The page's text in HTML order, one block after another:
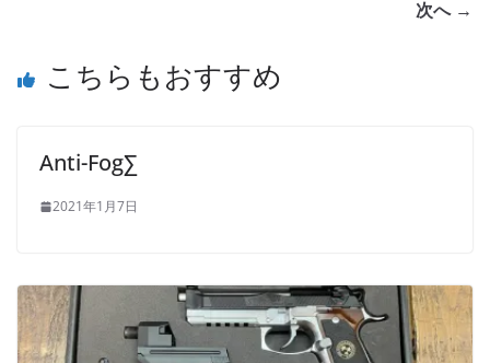
次へ →
こちらもおすすめ
Anti-Fog∑
2021年1月7日